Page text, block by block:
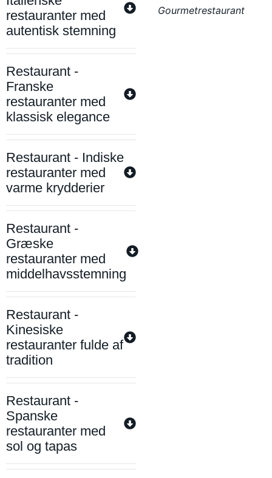
restauranter med
autentisk stemning
Restaurant -
Franske
restauranter med
klassisk elegance
Restaurant - Indiske
restauranter med
varme krydderier
Restaurant -
Græske
restauranter med
middelhavsstemning
Restaurant -
Kinesiske
restauranter fulde af
tradition
Restaurant -
Spanske
restauranter med
sol og tapas
Gourmetrestaurant